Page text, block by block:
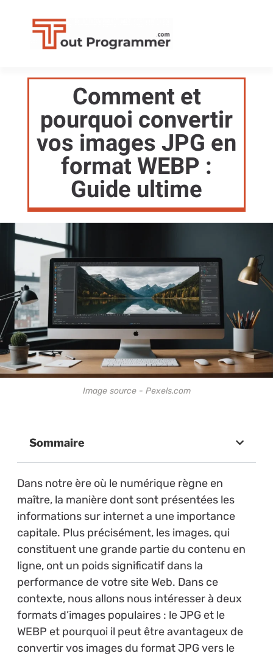
Comment et
pourquoi convertir
vos images JPG en
format WEBP :
Guide ultime
Image source - Pexels.com
Sommaire
Dans notre ère où le numérique règne en
maître, la manière dont sont présentées les
informations sur internet a une importance
capitale. Plus précisément, les images, qui
constituent une grande partie du contenu en
ligne, ont un poids significatif dans la
performance de votre site Web. Dans ce
contexte, nous allons nous intéresser à deux
formats d’images populaires : le JPG et le
WEBP et pourquoi il peut être avantageux de
convertir vos images du format JPG vers le